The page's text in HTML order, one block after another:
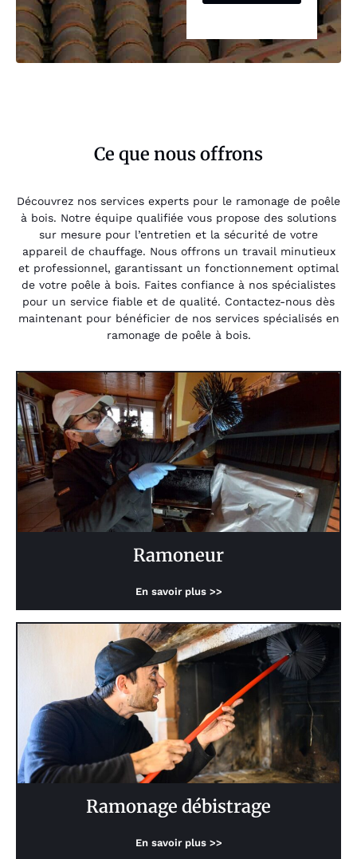
Ce que nous offrons
Découvrez nos services experts pour le ramonage de poêle
à bois. Notre équipe qualifiée vous propose des solutions
sur mesure pour l’entretien et la sécurité de votre
appareil de chauffage. Nous offrons un travail minutieux
et professionnel, garantissant un fonctionnement optimal
de votre poêle à bois. Faites confiance à nos spécialistes
pour un service fiable et de qualité. Contactez-nous dès
maintenant pour bénéficier de nos services spécialisés en
ramonage de poêle à bois.
Ramoneur
En savoir plus >>
Ramonage débistrage
En savoir plus >>